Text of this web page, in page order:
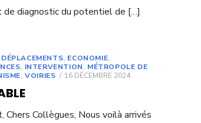
de diagnostic du potentiel de […]
DÉPLACEMENTS, ECONOMIE,
, INTERVENTION, MÉTROPOLE DE
,VOIRIES
POSTED
16 DÉCEMBRE 2024
Chers Collègues, Nous voilà arrivés